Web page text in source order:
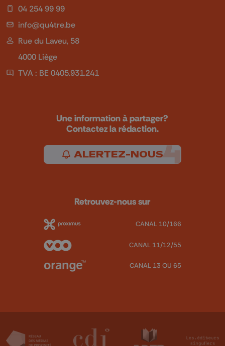
04 254 99 99
info@qu4tre.be
Rue du Laveu, 58
4000 Liège
TVA : BE 0405.931.241
Une information à partager?
Contactez la rédaction.
ALERTEZ-NOUS
Retrouvez-nous sur
CANAL 10/166
CANAL 11/12/55
CANAL 13 OU 65